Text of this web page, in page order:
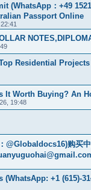
(WhatsApp：+49 1521
Passport Online
Residential
It Worth Buying? An
19:48
@Globaldocs16)购买
(WhatsApp: +1 (615)-